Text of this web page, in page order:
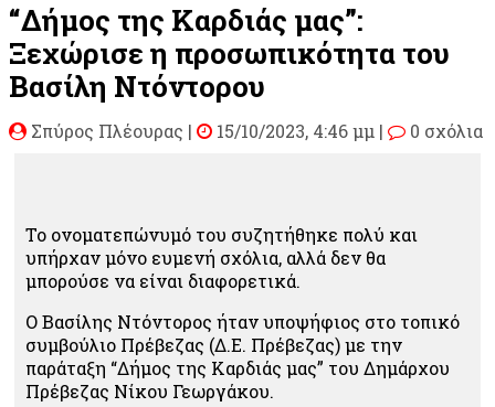
“Δήμος της Καρδιάς μας”:
Ξεχώρισε η προσωπικότητα του
Βασίλη Ντόντορου
Σπύρος Πλέουρας | 15/10/2023, 4:46 μμ | 0 σχόλια
Το ονοματεπώνυμό του συζητήθηκε πολύ και
υπήρχαν μόνο ευμενή σχόλια, αλλά δεν θα
μπορούσε να είναι διαφορετικά.
Ο Βασίλης Ντόντορος ήταν υποψήφιος στο τοπικό
συμβούλιο Πρέβεζας (Δ.Ε. Πρέβεζας) με την
παράταξη “Δήμος της Καρδιάς μας” του Δημάρχου
Πρέβεζας Νίκου Γεωργάκου.